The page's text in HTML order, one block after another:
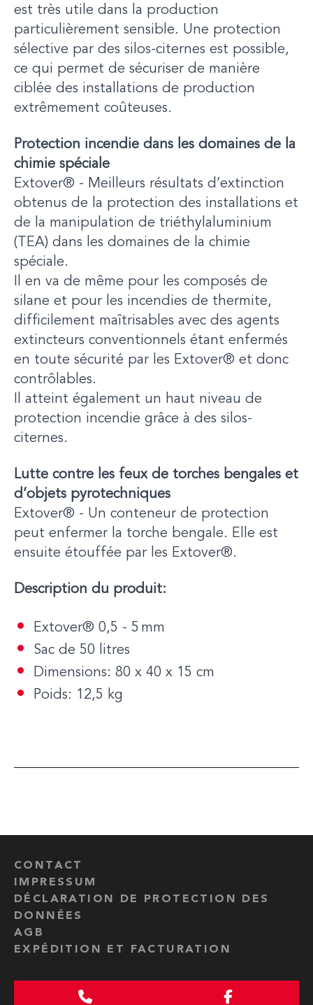
est très utile dans la production
particulièrement sensible. Une protection
sélective par des silos-citernes est possible,
ce qui permet de sécuriser de manière
ciblée des installations de production
extrêmement coûteuses.
Protection incendie dans les domaines de la
chimie spéciale
Extover® - Meilleurs résultats d’extinction
obtenus de la protection des installations et
de la manipulation de triéthylaluminium
(TEA) dans les domaines de la chimie
spéciale.
Il en va de même pour les composés de
silane et pour les incendies de thermite,
difficilement maîtrisables avec des agents
extincteurs conventionnels étant enfermés
en toute sécurité par les Extover® et donc
contrôlables.
Il atteint également un haut niveau de
protection incendie grâce à des silos-
citernes.
Lutte contre les feux de torches bengales et
d’objets pyrotechniques
Extover® - Un conteneur de protection
peut enfermer la torche bengale. Elle est
ensuite étouffée par les Extover®.
Description du produit:
Extover® 0,5 - 5 mm
Sac de 50 litres
Dimensions: 80 x 40 x 15 cm
Poids: 12,5 kg
CONTACT
IMPRESSUM
DÉCLARATION DE PROTECTION DES
DONNÉES
AGB
EXPÉDITION ET FACTURATION